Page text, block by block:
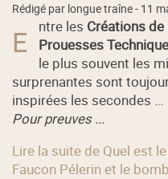
Rédigé par longue traîne - 11
E ntre les Créations
Prouesses
le plus souvent les
surprenantes sont
inspirées les secondes …
Pour preuves ...
Lire la suite de Quel est
Faucon Pélerin et le